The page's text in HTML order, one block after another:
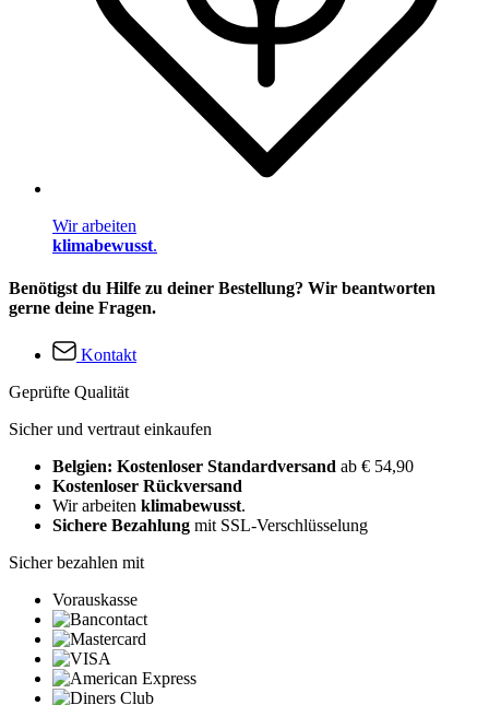
Wir arbeiten
klimabewusst.
Benötigst du Hilfe zu deiner Bestellung? Wir beantworten
gerne deine Fragen.
Kontakt
Geprüfte Qualität
Sicher und vertraut einkaufen
Belgien: Kostenloser Standardversand ab € 54,90
Kostenloser Rückversand
Wir arbeiten klimabewusst.
Sichere Bezahlung mit SSL-Verschlüsselung
Sicher bezahlen mit
Vorauskasse